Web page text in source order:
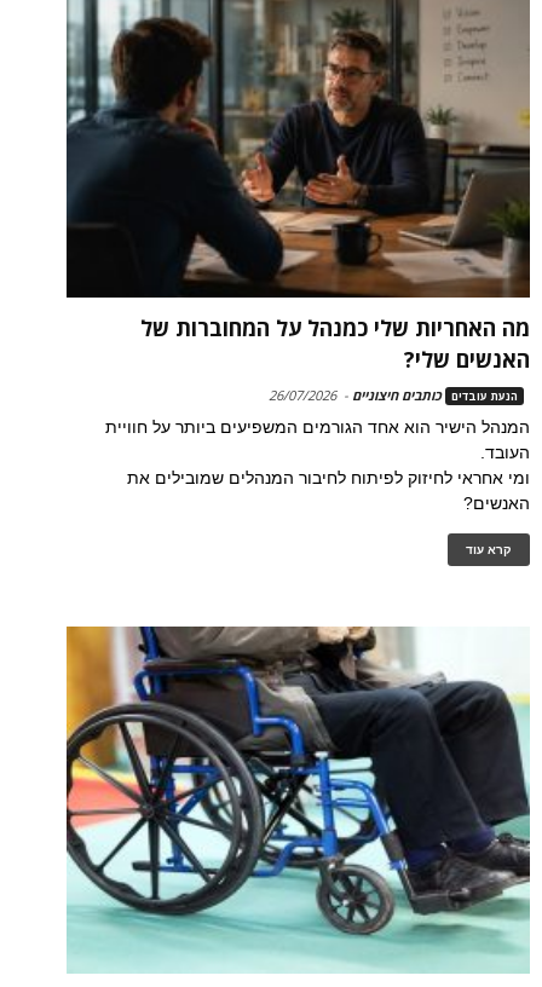
מה האחריות שלי כמנהל על המחוברות של
האנשים שלי?
הנעת עובדים כותבים חיצוניים -
26/07/2026
המנהל הישיר הוא אחד הגורמים המשפיעים ביותר על חוויית
העובד.
ומי אחראי לחיזוק לפיתוח לחיבור המנהלים שמובילים את
האנשים?
קרא עוד